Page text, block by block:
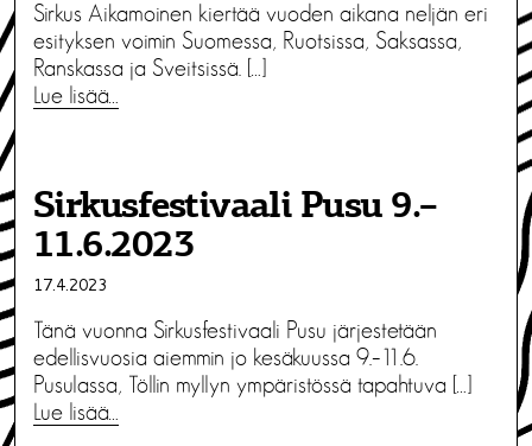
Sirkus Aikamoinen kiertää vuoden aikana neljän eri
esityksen voimin Suomessa, Ruotsissa, Saksassa,
Ranskassa ja Sveitsissä. […]
Lue lisää…
Sirkusfestivaali Pusu 9.–
11.6.2023
17.4.2023
Tänä vuonna Sirkusfestivaali Pusu järjestetään
edellisvuosia aiemmin jo kesäkuussa 9.–11.6.
Pusulassa, Töllin myllyn ympäristössä tapahtuva […]
Lue lisää…